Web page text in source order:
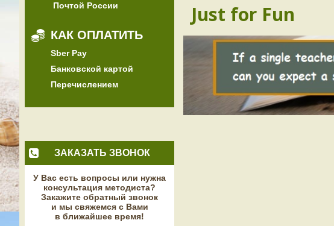
Почтой России
КАК ОПЛАТИТЬ
Sber Pay
Банковской картой
Перечислением
ЗАКАЗАТЬ ЗВОНОК
У Вас есть вопросы или нужна
консультация методиста?
Закажите обратный звонок
и мы свяжемся с Вами
в ближайшее время!
Just for Fun